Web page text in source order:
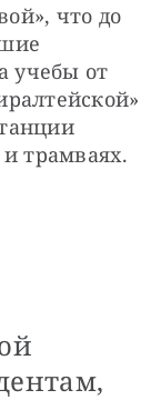
что до
учебы от
трамваях.